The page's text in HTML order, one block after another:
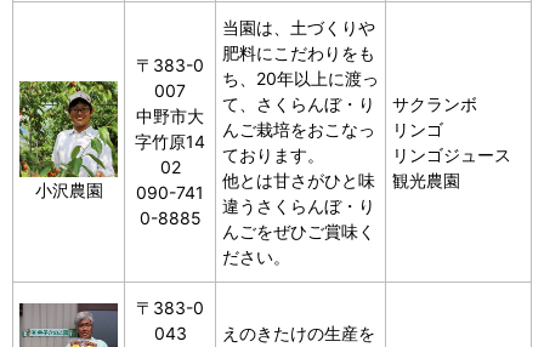
小沢農園
〒383-0
007
中野市大
字竹原14
02
090-741
0-8885
当園は、土づくりや
肥料にこだわりをも
ち、20年以上に渡っ
て、さくらんぼ・り
んご栽培をおこなっ
ております。
他とは甘さがひと味
違うさくらんぼ・り
んごをぜひご賞味く
ださい。
サクランボ
リンゴ
リンゴジュース
観光農園
〒383-0
043
えのきたけの生産を